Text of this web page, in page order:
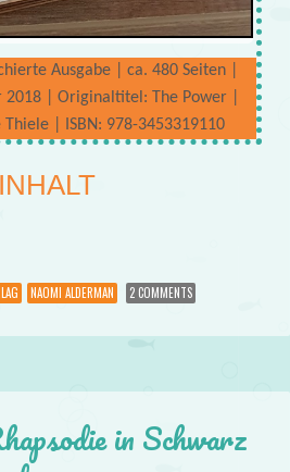
Ausgabe | ca. 480 Seiten |
2018 | Originaltitel: The Power |
Thiele | ISBN: 978-3453319110
INHALT
NAOMI ALDERMAN 2 COMMENTS
in Schwarz